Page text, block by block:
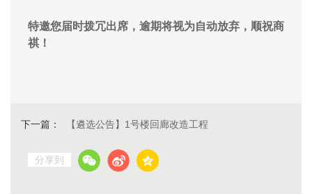
特邀您届时拨冗出席，逾期将视为自动放弃，顺祝商
祺！
下一篇： 【遴选公告】1号楼回廊改造工程
分享到